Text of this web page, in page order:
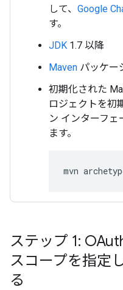
して、 Google
す。
JDK 1.7 以降
Maven パッケー
初期化された
ロジェクトを初
ン インターフ
ます。
mvn
ステップ 1:
スコープを指定
る